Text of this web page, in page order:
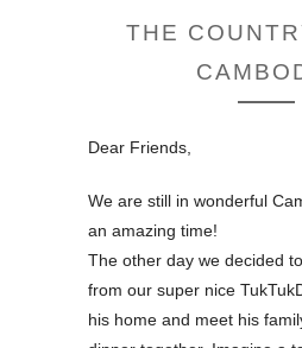
THE
Dear Friends,
We are still in wonderful
an amazing time!
The other day we decided
from our super nice
his home and meet his